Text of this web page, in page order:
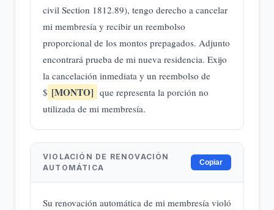
civil Section 1812.89), tengo derecho a cancelar
mi membresía y recibir un reembolso
proporcional de los montos prepagados. Adjunto
encontrará prueba de mi nueva residencia. Exijo
la cancelación inmediata y un reembolso de
$ [MONTO] que representa la porción no
utilizada de mi membresía.
VIOLACIÓN DE RENOVACIÓN
AUTOMÁTICA
Copiar
Su renovación automática de mi membresía violó